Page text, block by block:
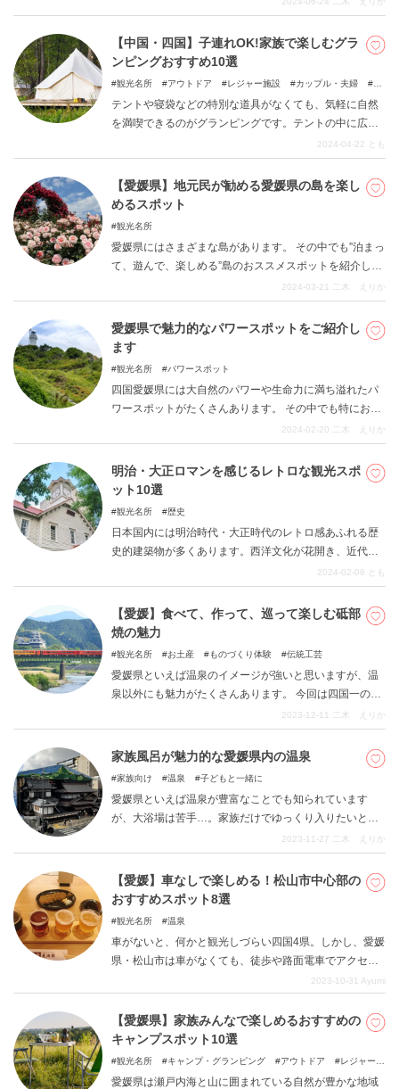
回は四国で景観や景色などを楽しみたい方におすすめの
スポットをご紹介します。
【中国・四国】子連れOK!家族で楽しむグラ
ンピングおすすめ10選
観光名所 アウトドア レジャー施設 カップル・夫婦
テントや寝袋などの特別な道具がなくても、気軽に自然
を満喫できるのがグランピングです。テントの中に広が
る快適な部屋で、大人も子どももゆっくり過ごせます。
昼は中国・四国地方の大自然の中でたっぷり遊んで、夜
はおいしい食事を楽しめるグランピング施設を紹介しま
す。
2024-04-22 とも
【愛媛県】地元民が勧める愛媛県の島を楽し
めるスポット
観光名所
愛媛県にはさまざまな島があります。 その中でも”泊まっ
て、遊んで、楽しめる”島のおススメスポットを紹介しま
す。 ご紹介するのは県外からでも比較的行きやすい、し
まなみ海道に連なる島と、松山市内の 島です。
2024-03-21 二木 えりか
愛媛県で魅力的なパワースポットをご紹介し
ます
観光名所 パワースポット
四国愛媛県には大自然のパワーや生命力に満ち溢れたパ
ワースポットがたくさんあります。 その中でも特におす
2024-02-20 二木 えりか
明治・大正ロマンを感じるレトロな観光スポ
ット10選
観光名所 歴史
日本国内には明治時代・大正時代のレトロ感あふれる歴
史的建築物が多くあります。西洋文化が花開き、近代化
が進んだ時代の建築物は現代の建物とは違う雰囲気が漂
います。人の手によって守られてきたレトロ感満載の建
物で明治・大正ロマンを感じませんか。
2024-02-06 とも
【愛媛】食べて、作って、巡って楽しむ砥部
焼の魅力
観光名所 お土産 ものづくり体験 伝統工芸
愛媛県といえば温泉のイメージが強いと思いますが、温
泉以外にも魅力がたくさんあります。 今回は四国一のや
きものの里、愛媛県伊予郡砥部町で主に作られている
「砥部焼」についてです。 「砥部焼」の様々な楽しみ方
をご紹介しますので、愛媛県にお越しの際はぜひ参考に
2023-12-11 二木 えりか
家族風呂が魅力的な愛媛県内の温泉
家族向け 温泉 子どもと一緒に
愛媛県といえば温泉が豊富なことでも知られています
が、大浴場は苦手…。家族だけでゆっくり入りたいとい
う方も少なくないと思います。 今回は時間貸しで利用が
できる「愛媛県内でおすすめの家族風呂」をご紹介しま
す。
2023-11-27 二木 えりか
【愛媛】車なしで楽しめる！松山市中心部の
おすすめスポット8選
観光名所 温泉
車がないと、何かと観光しづらい四国4県。しかし、愛媛
県・松山市は車がなくても、徒歩や路面電車でアクセス
できる場所にたくさんの観光スポットがあり、十分観光
スポットをご紹介します。
2023-10-31 Ayumi
【愛媛県】家族みんなで楽しめるおすすめの
キャンプスポット10選
観光名所 キャンプ・グランピング アウトドア
レジャー施
愛媛県は瀬戸内海と山に囲まれている自然が豊かな地域